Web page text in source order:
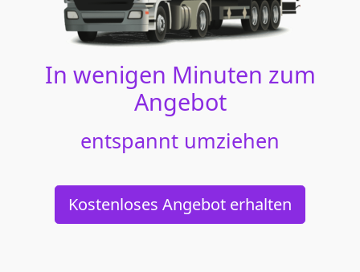
In wenigen Minuten zum
Angebot
entspannt umziehen
Kostenloses Angebot erhalten